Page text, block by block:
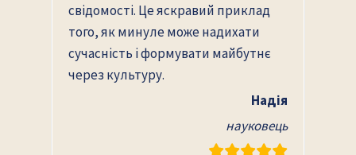
свідомості. Це яскравий приклад
того, як минуле може надихати
сучасність і формувати майбутнє
через культуру.
Надія
науковець